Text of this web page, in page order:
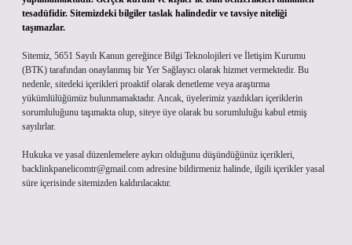
tesadüfidir. Sitemizdeki bilgiler taslak halindedir ve tavsiye niteliği
taşımazlar.
Sitemiz, 5651 Sayılı Kanun gereğince Bilgi Teknolojileri ve İletişim Kurumu
(BTK) tarafından onaylanmış bir Yer Sağlayıcı olarak hizmet vermektedir. Bu
nedenle, sitedeki içerikleri proaktif olarak denetleme veya araştırma
yükümlülüğümüz bulunmamaktadır. Ancak, üyelerimiz yazdıkları içeriklerin
sorumluluğunu taşımakta olup, siteye üye olarak bu sorumluluğu kabul etmiş
sayılırlar.
Hukuka ve yasal düzenlemelere aykırı olduğunu düşündüğünüz içerikleri,
backlinkpanelicomtr@gmail.com adresine bildirmeniz halinde, ilgili içerikler yasal
süre içerisinde sitemizden kaldırılacaktır.